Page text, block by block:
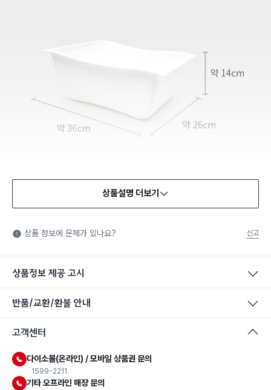
상품설명 더보기
상품 정보에 문제가 있나요? 신고
상품정보 제공 고시
반품/교환/환불 안내
고객센터
다이소몰(온라인) / 모바일 상품권 문의
1599-2211
기타 오프라인 매장 문의